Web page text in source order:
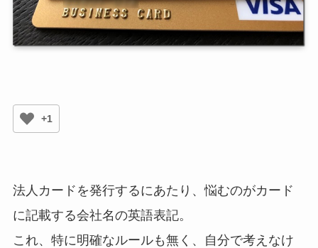
+1
法人カードを発行するにあたり、悩むのがカード
に記載する会社名の英語表記。
これ、特に明確なルールも無く、自分で考えなけ